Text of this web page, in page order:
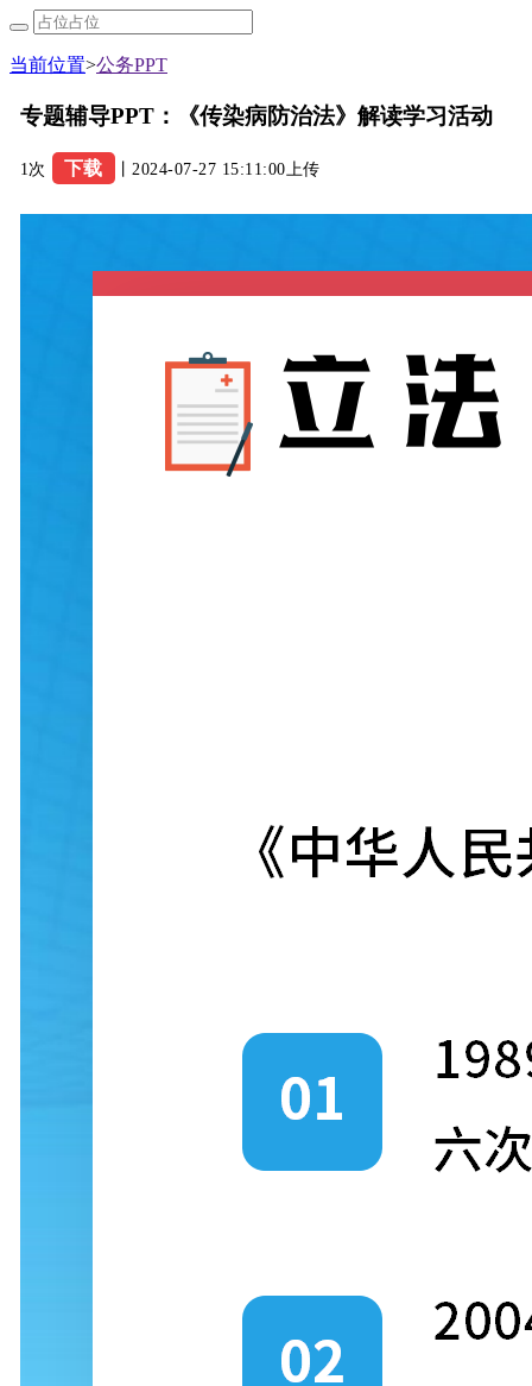
当前位置>公务PPT
专题辅导PPT：《传染病防治法》解读学习活动
1次 下载 丨2024-07-27 15:11:00上传